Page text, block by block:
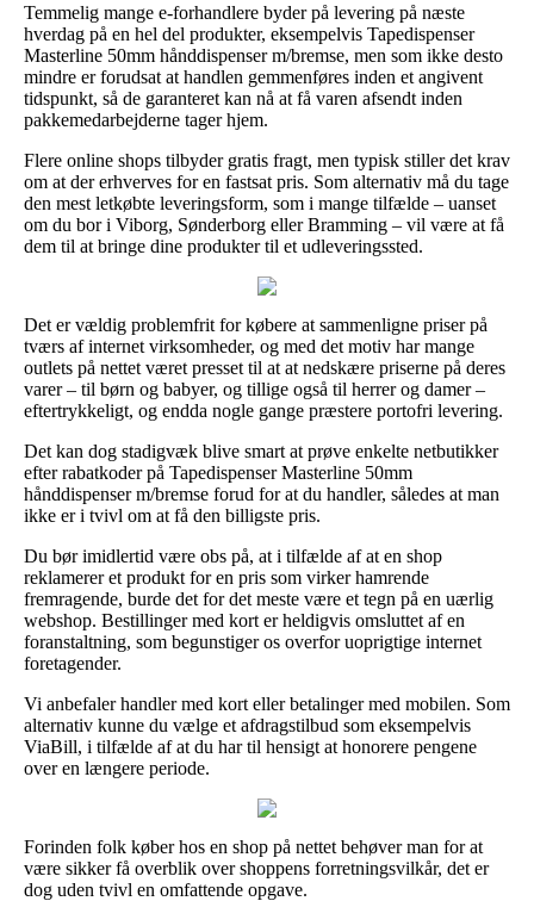
Temmelig mange e-forhandlere byder på levering på næste
hverdag på en hel del produkter, eksempelvis Tapedispenser
Masterline 50mm hånddispenser m/bremse, men som ikke desto
mindre er forudsat at handlen gemmenføres inden et angivent
tidspunkt, så de garanteret kan nå at få varen afsendt inden
pakkemedarbejderne tager hjem.
Flere online shops tilbyder gratis fragt, men typisk stiller det krav
om at der erhverves for en fastsat pris. Som alternativ må du tage
den mest letkøbte leveringsform, som i mange tilfælde – uanset
om du bor i Viborg, Sønderborg eller Bramming – vil være at få
dem til at bringe dine produkter til et udleveringssted.
Det er vældig problemfrit for købere at sammenligne priser på
tværs af internet virksomheder, og med det motiv har mange
outlets på nettet været presset til at at nedskære priserne på deres
varer – til børn og babyer, og tillige også til herrer og damer –
eftertrykkeligt, og endda nogle gange præstere portofri levering.
Det kan dog stadigvæk blive smart at prøve enkelte netbutikker
efter rabatkoder på Tapedispenser Masterline 50mm
hånddispenser m/bremse forud for at du handler, således at man
ikke er i tvivl om at få den billigste pris.
Du bør imidlertid være obs på, at i tilfælde af at en shop
reklamerer et produkt for en pris som virker hamrende
fremragende, burde det for det meste være et tegn på en uærlig
webshop. Bestillinger med kort er heldigvis omsluttet af en
foranstaltning, som begunstiger os overfor uoprigtige internet
foretagender.
Vi anbefaler handler med kort eller betalinger med mobilen. Som
alternativ kunne du vælge et afdragstilbud som eksempelvis
ViaBill, i tilfælde af at du har til hensigt at honorere pengene
over en længere periode.
Forinden folk køber hos en shop på nettet behøver man for at
være sikker få overblik over shoppens forretningsvilkår, det er
dog uden tvivl en omfattende opgave.